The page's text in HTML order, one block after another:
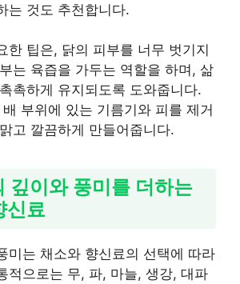
는 것도 추천합니다.
한 팁은, 닭의 피부를 너무 벗기지
는 육즙을 가두는 역할을 하며, 삶
촉하게 유지되도록 도와줍니다.
부위에 있는 기름기와 피를 제거
고 깔끔하게 만들어줍니다.
깊이와 풍미를 더하는
신료
미는 채소와 향신료의 선택에 따라
적으로는 무, 파, 마늘, 생강, 대파